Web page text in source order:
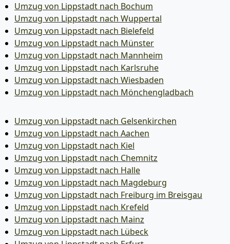
Umzug von Lippstadt nach Bochum
Umzug von Lippstadt nach Wuppertal
Umzug von Lippstadt nach Bielefeld
Umzug von Lippstadt nach Münster
Umzug von Lippstadt nach Mannheim
Umzug von Lippstadt nach Karlsruhe
Umzug von Lippstadt nach Wiesbaden
Umzug von Lippstadt nach Mönchen­gladbach
Umzug von Lippstadt nach Gelsenkirchen
Umzug von Lippstadt nach Aachen
Umzug von Lippstadt nach Kiel
Umzug von Lippstadt nach Chemnitz
Umzug von Lippstadt nach Halle
Umzug von Lippstadt nach Magdeburg
Umzug von Lippstadt nach Freiburg im Breisgau
Umzug von Lippstadt nach Krefeld
Umzug von Lippstadt nach Mainz
Umzug von Lippstadt nach Lübeck